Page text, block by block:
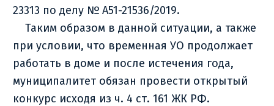
23313 по делу № А51-21536/2019.
Таким образом в данной ситуации, а также
при условии, что временная УО продолжает
работать в доме и после истечения года,
муниципалитет обязан провести открытый
конкурс исходя из ч. 4 ст. 161 ЖК РФ.